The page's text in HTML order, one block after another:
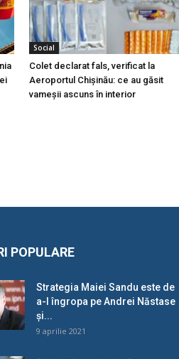
Social
Colet declarat fals, verificat la
Aeroportul Chișinău: ce au găsit
vameșii ascuns în interior
POPULARE
Strategia Maiei Sandu este de
a-l îngropa pe Andrei Năstase
și...
9 aprilie 2021